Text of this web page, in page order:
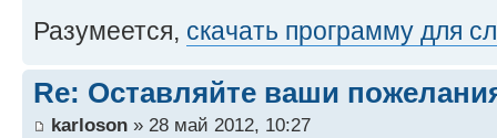
Разумеется, скачать программу для
Re: Оставляйте ваши
karloson » 28 май 2012, 10:27